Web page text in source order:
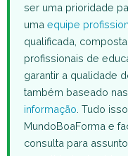
ser uma prioridade
uma equipe
qualificada,
profissionais de
garantir a qualidade
também baseado nas
informação . Tudo
MundoBoaForma e
consulta para